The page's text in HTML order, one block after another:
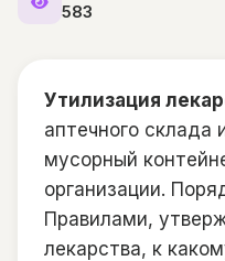
583
Утилизация
аптечного склада
мусорный
организации.
Правилами,
лекарства, к